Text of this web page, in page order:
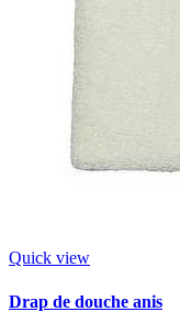
Quick view
Drap de douche anis